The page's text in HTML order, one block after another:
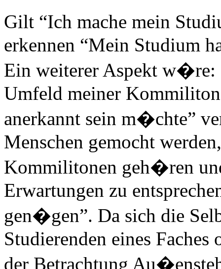
Gilt “Ich mache mein
erkennen “Mein Studium
Ein weiterer Aspekt w�re:
Umfeld meiner
anerkannt sein m�chte”
Menschen gemocht
Kommilitonen geh�ren
Erwartungen zu
gen�gen”. Da sich die
Studierenden eines
der Betrachtung